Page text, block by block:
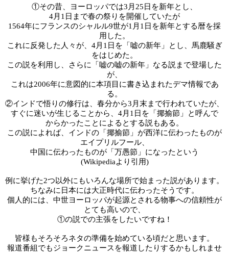
①その昔、ヨーロッパでは3月25日 を新年とし、
4月1日まで春の祭りを開催していたが
1564年にフランスのシャルル9世が1月1日 を新年とする暦を採
用した。
これに反発した人々が、4月1日を 「嘘の新年」とし、馬鹿騒ぎ
をはじめた 。
この説を利用し、さらに「嘘の嘘の新年」なる説まで登場した
が、
これは2006年に意図的に本項目に書き込まれたデマ情報であ
る。
②インドで悟りの修行は、 春分から3月末まで行われていたが、
すぐに迷いが生じることから、4月1日を「揶揄節」と呼んで
からかったことによるとする説もある 。
この説によれば、インドの 「揶揄節」が西洋に伝わったものが
エイプリルフール、
中国に伝わったものが「万愚節」になったと いう
(Wikipediaより引用)
例に挙げた2つ以外にもいろんな場所で始まった説があります。
ちなみに日本には大正時代に伝わったそうです。
個人的には、中世ヨーロッパが起源とされる物事への信頼性が
とても高いので、
①の説での主張をしたいですね！
皆様もそろそろネタの準備を始めている頃だと思います。
報道番組でもジョークニュースを報道したりするかもしれませ